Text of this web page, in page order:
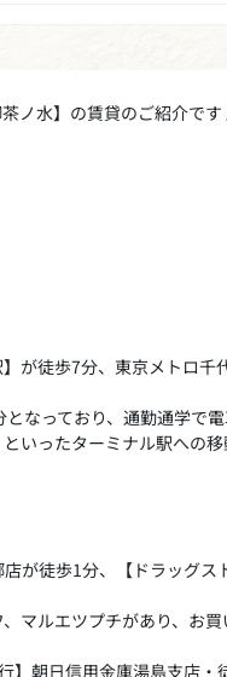
ノ水】の賃貸のご紹介で
が徒歩7分、東京メトロ千
なっており、通勤通学で
いったターミナル駅への移
が徒歩1分、【ドラッグ
マルエツプチがあり、お
】朝日信用金庫湯島支店